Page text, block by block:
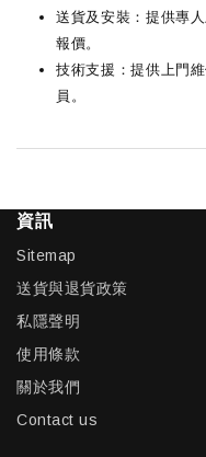
送貨及安裝：提供專
報價。
技術支援：提供上門
員。
資訊
Sitemap
送貨與退貨政策
私隱聲明
使用條款
關於我們
Contact us